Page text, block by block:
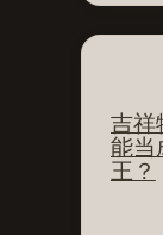
吉祥
能当
王？